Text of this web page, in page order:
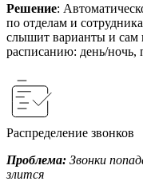
Решение:
по отделам и
слышит варианты и сам
расписанию: день/ночь,
Распределение звонков
Проблема: Звонки
злится